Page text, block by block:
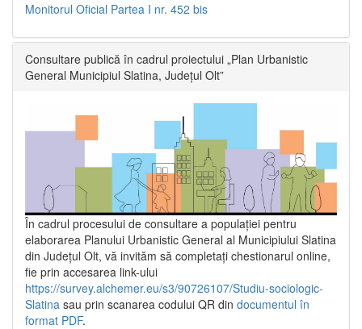
Monitorul Oficial Partea I nr. 452 bis
Consultare publică în cadrul proiectului „Plan Urbanistic
General Municipiul Slatina, Județul Olt”
În cadrul procesului de consultare a populaţiei pentru
elaborarea Planului Urbanistic General al Municipiului Slatina
din Județul Olt, vă invităm să completați chestionarul online,
fie prin accesarea link-ului
https://survey.alchemer.eu/s3/90726107/Studiu-sociologic-
Slatina sau prin scanarea codului QR din documentul în
format PDF.